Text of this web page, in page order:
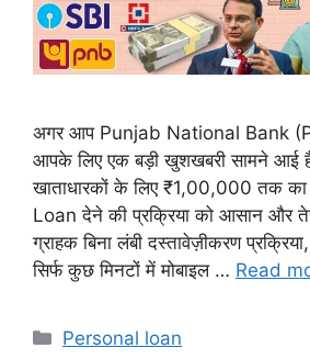
अगर आप Punjab National Bank
आपके लिए एक बड़ी खुशखबरी सामने
खाताधारकों के लिए ₹1,00,000 तक
Loan देने की प्रक्रिया को आसान और
ग्राहक बिना लंबी दस्तावेज़ीकरण
सिर्फ कुछ मिनटों में मोबाइल … Read
Categories
Personal loan